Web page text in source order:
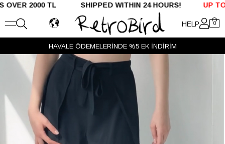
2000 TL SHIPPED WITHIN 24 HOURS! UP TO
HELP 0
HAVALE ÖDEMELERİNDE %5 EK İNDİRİM